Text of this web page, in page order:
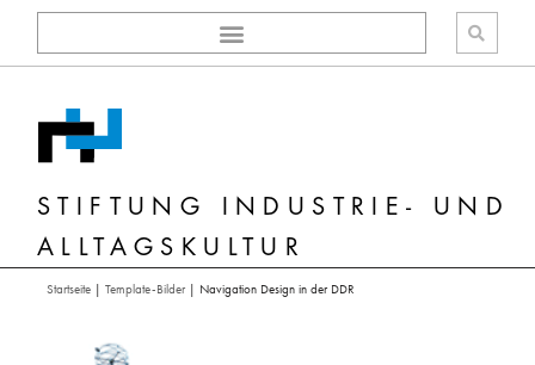
Zum
springen
STIFTUNG INDUSTRIE- UND
ALLTAGSKULTUR
Startseite| Template-Bilder| Navigation Design in der DDR